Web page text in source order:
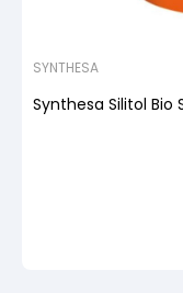
SYNTHESA
Synthesa Silitol Bio